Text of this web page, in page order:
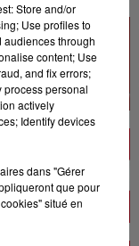
Store and/or
Use profiles to
audiences through
content; Use
and fix errors;
process personal
actively
Identify devices
dans "Gérer
que pour
situé en